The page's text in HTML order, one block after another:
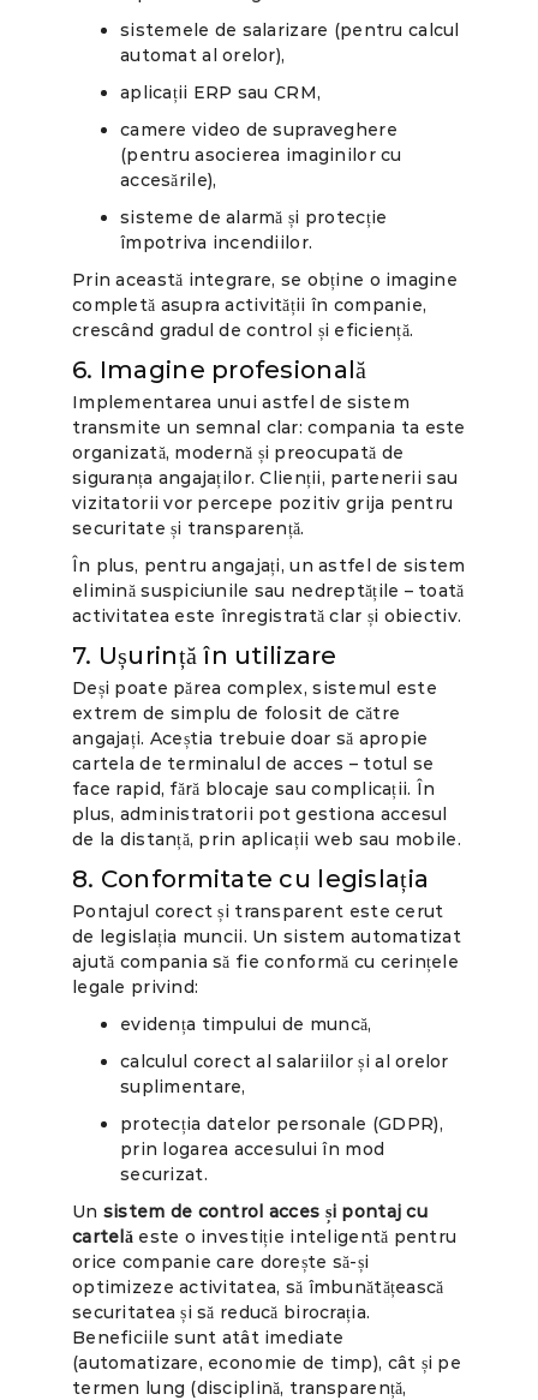
sistemele de salarizare (pentru calcul
automat al orelor),
aplicații ERP sau CRM,
camere video de supraveghere
(pentru asocierea imaginilor cu
accesările),
sisteme de alarmă și protecție
împotriva incendiilor.
Prin această integrare, se obține o imagine
completă asupra activității în companie,
crescând gradul de control și eficiență.
6. Imagine profesională
Implementarea unui astfel de sistem
transmite un semnal clar: compania ta este
organizată, modernă și preocupată de
siguranța angajaților. Clienții, partenerii sau
vizitatorii vor percepe pozitiv grija pentru
securitate și transparență.
În plus, pentru angajați, un astfel de sistem
elimină suspiciunile sau nedreptățile – toată
activitatea este înregistrată clar și obiectiv.
7. Ușurință în utilizare
Deși poate părea complex, sistemul este
extrem de simplu de folosit de către
angajați. Aceștia trebuie doar să apropie
cartela de terminalul de acces – totul se
face rapid, fără blocaje sau complicații. În
plus, administratorii pot gestiona accesul
de la distanță, prin aplicații web sau mobile.
8. Conformitate cu legislația
Pontajul corect și transparent este cerut
de legislația muncii. Un sistem automatizat
ajută compania să fie conformă cu cerințele
legale privind:
evidența timpului de muncă,
calculul corect al salariilor și al orelor
suplimentare,
protecția datelor personale (GDPR),
prin logarea accesului în mod
securizat.
Un sistem de control acces și pontaj cu
cartelăeste o investiție inteligentă pentru
orice companie care dorește să-și
optimizeze activitatea, să îmbunătățească
securitatea și să reducă birocrația.
Beneficiile sunt atât imediate
(automatizare, economie de timp), cât și pe
termen lung (disciplină, transparență,